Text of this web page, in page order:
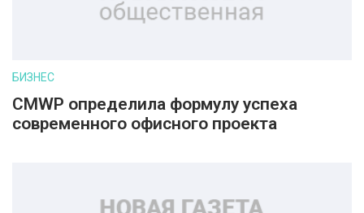
БИЗНЕС
CMWP определила формулу успеха
современного офисного проекта